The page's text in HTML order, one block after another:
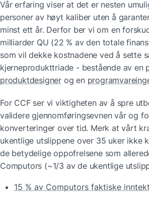
Vår erfaring viser at det er nesten
personer av høyt kaliber uten å
minst ett år. Derfor ber vi om en
milliarder QU (22 % av den totale
som vil dekke kostnadene ved å sette
kjerneprodukttriade - bestående av en
produktdesigner og en
For CCF ser vi viktigheten av å spre
validere gjennomføringsevnen vår og
konverteringer over tid. Merk at vårt
ukentlige utslippene over 35 uker ikke
de betydelige oppofrelsene som
Computors (~1/3 av de ukentlige
15 % av Computors faktiske